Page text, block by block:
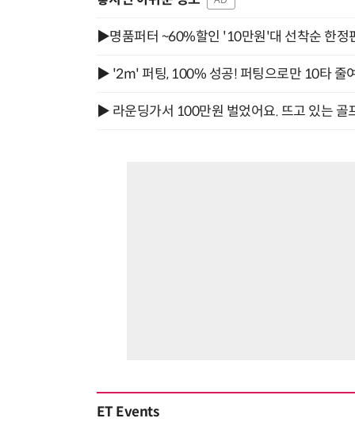
▶명품퍼터 ~60%할인 '10만원'대 선착순 한정
▶ '2m' 퍼팅, 100% 성공! 퍼팅으로만 10타 줄
▶ 라운딩가서 100만원 벌었어요. 뜨고 있는 골
ET Events